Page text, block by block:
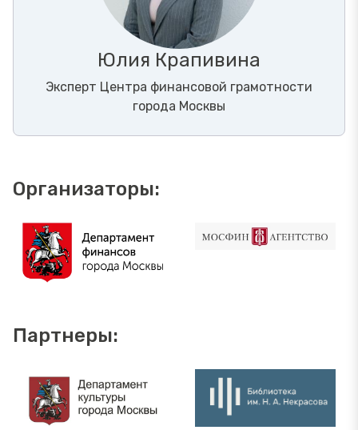
Юлия Крапивина
Эксперт Центра финансовой грамотности
города Москвы
Организаторы:
Партнеры: